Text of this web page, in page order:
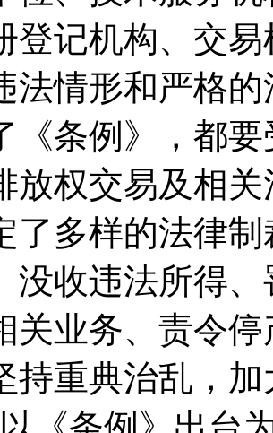
登记机构、交
法情形和严格
《条例》，都要
放权交易及相
了多样的法律
没收违法所得
关业务、责令
持重典治乱，